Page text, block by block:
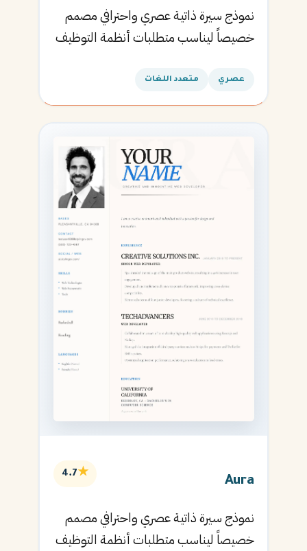
نموذج سيرة ذاتية عصري واحترافي مصمم
خصيصاً ليناسب متطلبات أنظمة التوظيف
القادمة.
عصري متعدد اللغات
Aura
★
4.7
نموذج سيرة ذاتية عصري واحترافي مصمم
خصيصاً ليناسب متطلبات أنظمة التوظيف